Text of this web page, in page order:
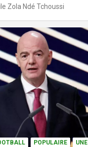
Zola Ndé Tchoussi
POPULAIRE UNE